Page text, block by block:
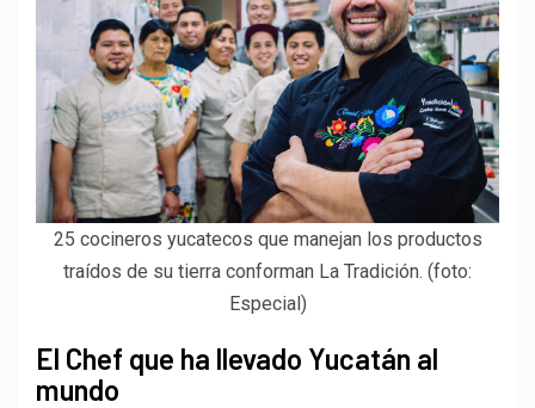
25 cocineros yucatecos que manejan los productos
traídos de su tierra conforman La Tradición. (foto:
Especial)
El Chef que ha llevado Yucatán al
mundo